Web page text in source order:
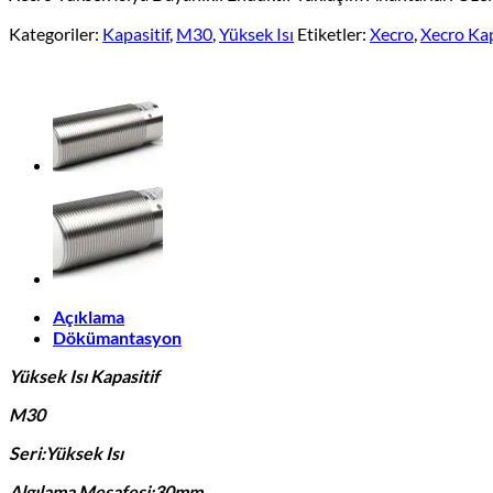
Kategoriler: Kapasitif, M30,Yüksek Isı Etiketler: Xecro,Xecro
Açıklama
Dökümantasyon
Yüksek Isı Kapasitif
M30
Seri:Yüksek Isı